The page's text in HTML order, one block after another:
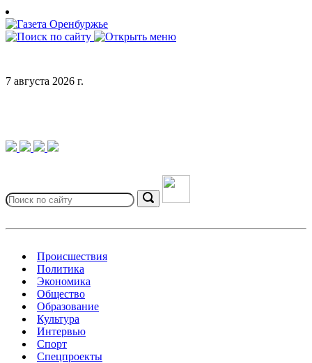
Skip
to
content
7 августа 2026 г.
for:
Search
Происшествия
Политика
Экономика
Общество
Образование
Культура
Интервью
Спорт
Спецпроекты